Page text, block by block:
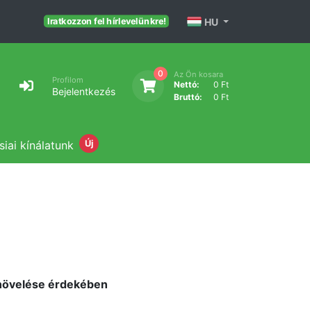
Iratkozzon fel hírlevelünkre! HU
Profilom
Bejelentkezés
0 Az Ön kosara
Nettó:
0 Ft
Bruttó:
0 Ft
kínálatunk Új
érdekében